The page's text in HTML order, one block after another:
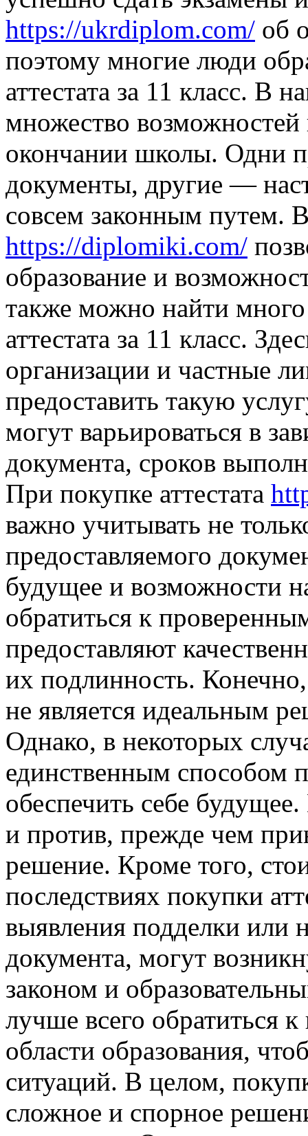
https://ukrdiplom.com/ об
поэтому многие люди
аттестата за 11 класс. В
множество возможностей
окончании школы. Одни
документы, другие —
совсем законным путем.
https://diplomiki.com/
образование и
также можно найти
аттестата за 11 класс.
организации и частные
предоставить такую
могут варьироваться в
документа, сроков
При покупке аттестата
важно учитывать не
предоставляемого
будущее и возможности
обратиться к
предоставляют
их подлинность. Конечно,
не является идеальным
Однако, в некоторых
единственным способом
обеспечить себе
и против, прежде чем
решение. Кроме того,
последствиях покупки
выявления подделки или
документа, могут
законом и
лучше всего обратиться
области образования,
ситуаций. В целом,
сложное и спорное